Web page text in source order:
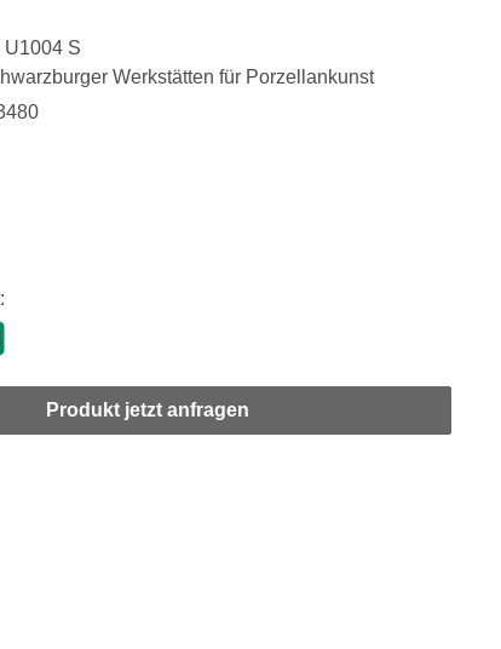
U1004 S
Werkstätten für Porzellankunst
Produkt jetzt anfragen